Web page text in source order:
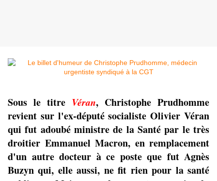
Sous le titre Véran, Christophe Prudhomme
revient sur l'ex-député socialiste Olivier Véran
qui fut adoubé ministre de la Santé par le très
droitier Emmanuel Macron, en remplacement
d'un autre docteur à ce poste que fut Agnès
Buzyn qui, elle aussi, ne fit rien pour la santé